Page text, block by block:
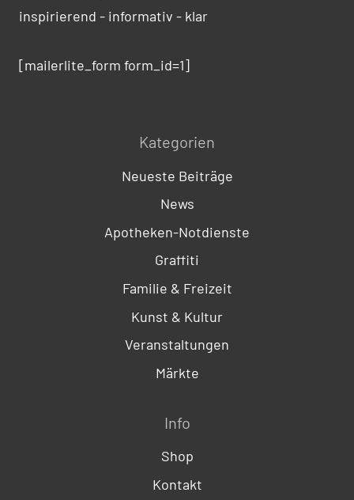
inspirierend - informativ - klar
[mailerlite_form form_id=1]
Kategorien
Neueste Beiträge
News
Apotheken-Notdienste
Graffiti
Familie & Freizeit
Kunst & Kultur
Veranstaltungen
Märkte
Info
Shop
Kontakt